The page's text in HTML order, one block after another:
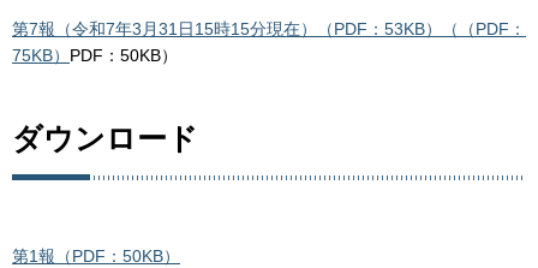
第7報（令和7年3月31日15時15分現在）（PDF：53KB）（（PDF：
75KB） PDF：50KB）
ダウンロード
第1報（PDF：50KB）